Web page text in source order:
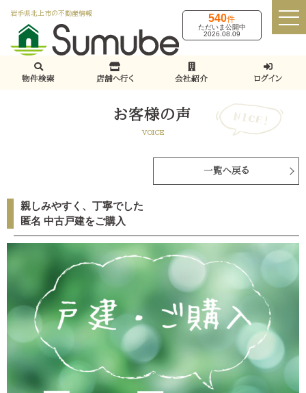
岩手県北上市の不動産情報 540件
ただいま公開中
2026.08.09
物件検索 店舗へ行く 会社紹介 ログイン
お客様の声
VOICE
一覧へ戻る
親しみやすく、丁寧でした
匿名 中古戸建をご購入